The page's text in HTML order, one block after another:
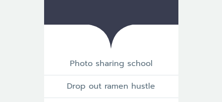
Photo sharing school
Drop out ramen hustle